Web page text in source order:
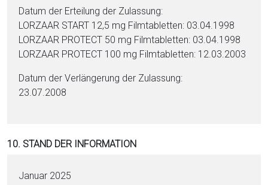
Datum der Erteilung der Zulassung:
LORZAAR START 12,5 mg Film­ta­blet­ten: 03.04.1998
LORZAAR PROTECT 50 mg Film­ta­blet­ten: 03.04.1998
LORZAAR PROTECT 100 mg Film­ta­blet­ten: 12.03.2003
Datum der Verlängerung der Zulassung:
23.07.2008
10. STAND DER INFORMATION
Januar 2025